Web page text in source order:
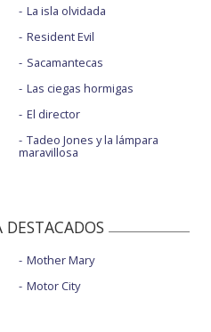
La isla olvidada
Resident Evil
Sacamantecas
Las ciegas hormigas
El director
Tadeo Jones y la lámpara
maravillosa
DESTACADOS
Mother Mary
Motor City